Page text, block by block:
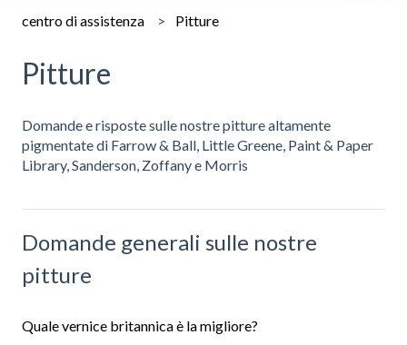
centro di assistenza Pitture
Pitture
Domande e risposte sulle nostre pitture altamente
pigmentate di Farrow & Ball, Little Greene, Paint & Paper
Library, Sanderson, Zoffany e Morris
Domande generali sulle nostre
pitture
Quale vernice britannica è la migliore?